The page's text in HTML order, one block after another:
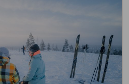
saat hotellin